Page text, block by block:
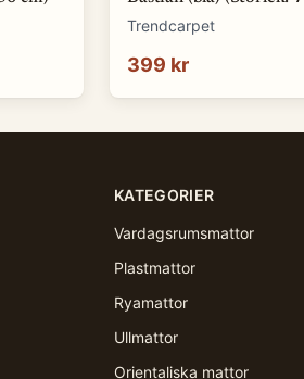
Trendcarpet
399 kr
KATEGORIER
Vardagsrumsmattor
Plastmattor
Ryamattor
Ullmattor
Orientaliska mattor